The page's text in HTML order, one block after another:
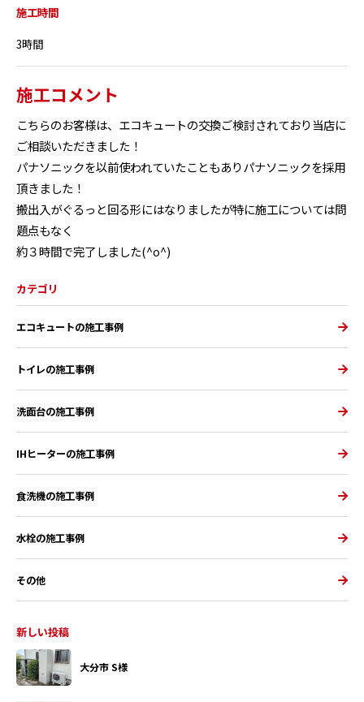
施工時間
3時間
施工コメント
こちらのお客様は、エコキュートの交換ご検討されており当店に
ご相談いただきました！
パナソニックを以前使われていたこともありパナソニックを採用
頂きました！
搬出入がぐるっと回る形にはなりましたが特に施工については問
題点もなく
約３時間で完了しました(^o^)
カテゴリ
エコキュートの施工事例
トイレの施工事例
洗面台の施工事例
IHヒーターの施工事例
食洗機の施工事例
水栓の施工事例
その他
新しい投稿
大分市 S様